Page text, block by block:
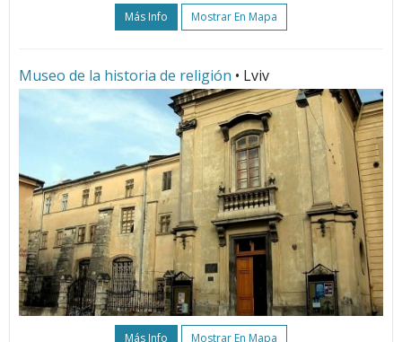
Más Info Mostrar En Mapa
Museo de la historia de religión • Lviv
Más Info Mostrar En Mapa